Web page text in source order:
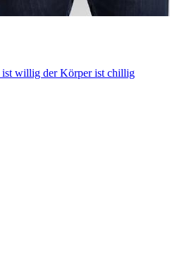
ist willig der Körper ist chillig